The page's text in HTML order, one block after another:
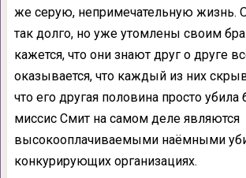
же серую, непримечательную жизнь.
так долго, но уже утомлены своим
кажется, что они знают друг о друге
оказывается, что каждый из них
что его другая половина просто убила
миссис Смит на самом деле являются
высокооплачиваемыми наёмными
конкурирующих организациях.